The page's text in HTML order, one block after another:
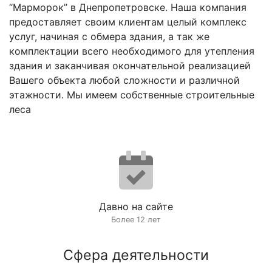
“Марморок” в Днепропетровске. Наша компания
предоставляет своим клиентам целый комплекс
услуг, начиная с обмера здания, а так же
комплектации всего необходимого для утепления
здания и заканчивая окончательной реализацией
Вашего объекта любой сложности и различной
этажности. Мы имеем собственные строительные
леса
Давно на сайте
Более 12 лет
Сфера деятельности